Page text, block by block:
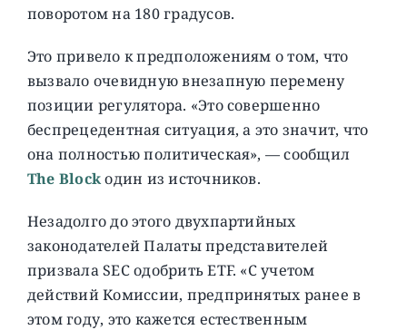
поворотом на 180 градусов.
Это привело к предположениям о том, что
вызвало очевидную внезапную перемену
позиции регулятора. «Это совершенно
беспрецедентная ситуация, а это значит, что
она полностью политическая», — сообщил
The Blockодин из источников.
Незадолго до этого двухпартийных
законодателей Палаты представителей
призвала SEC одобрить ETF. «С учетом
действий Комиссии, предпринятых ранее в
этом году, это кажется естественным